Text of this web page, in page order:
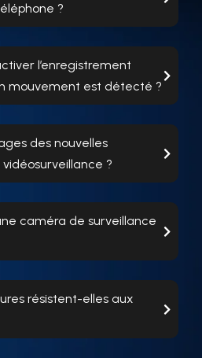
?
l’enregistrement
mouvement est détecté ?
des nouvelles
?
caméra de surveillance
résistent-elles aux